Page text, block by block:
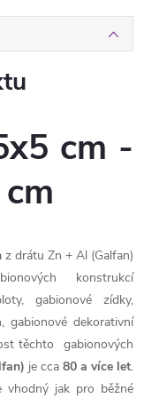
cm -
z drátu Zn + Al (Galfan)
konstrukcí
gabionové zídky,
gabionové dekorativní
těchto gabionových
je cca 80 a více let.
vhodný jak pro běžné